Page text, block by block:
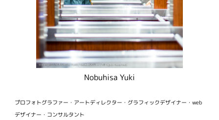
Nobuhisa Yuki
プロフォトグラファー・アートディレクター・グラフィックデザイナー・web
デザイナー・コンサルタント